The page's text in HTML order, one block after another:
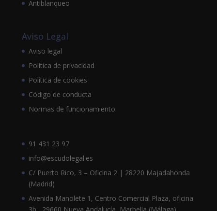
Antiblanqueo
Aviso Legal
Aviso legal
Política de privacidad
Política de cookies
Código de conducta
Normas de funcionamiento
91 431 23 97
info@escudolegal.es
C/ Puerto Rico, 3 – Oficina 2 | 28220 Majadahonda
(Madrid)
Avenida Manolete 1, Centro Comercial Plaza, oficina
3b , 29660 Nueva Andalucía, Marbella (Málaga),